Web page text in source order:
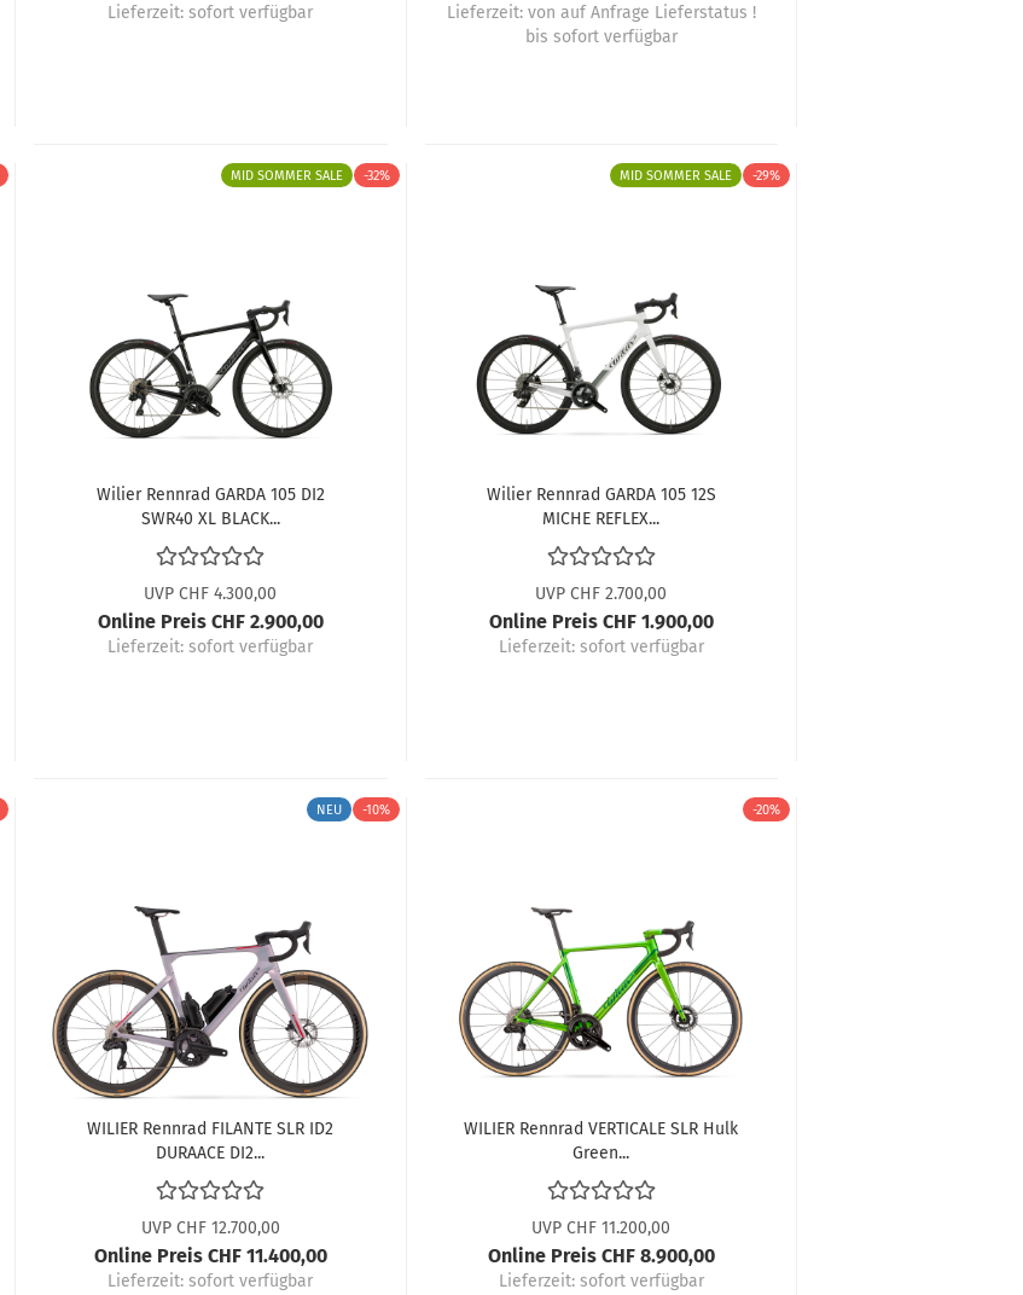
Lieferzeit:sofort verfügbar Lieferzeit: von auf Anfrage Lieferstatus !
bis sofort verfügbar
MID SOMMER SALE -32%
Wilier Rennrad GARDA 105 DI2
SWR40 XL BLACK...
UVP CHF 4.300,00
Online Preis CHF 2.900,00
Lieferzeit:sofort verfügbar
MID SOMMER SALE -29%
Wilier Rennrad GARDA 105 12S
MICHE REFLEX...
UVP CHF 2.700,00
Online Preis CHF 1.900,00
Lieferzeit: sofort verfügbar
NEU -10%
WILIER Rennrad FILANTE SLR ID2
DURAACE DI2...
UVP CHF 12.700,00
Online Preis CHF 11.400,00
Lieferzeit:sofort verfügbar
-20%
WILIER Rennrad VERTICALE SLR Hulk
Green...
UVP CHF 11.200,00
Online Preis CHF 8.900,00
Lieferzeit: sofort verfügbar